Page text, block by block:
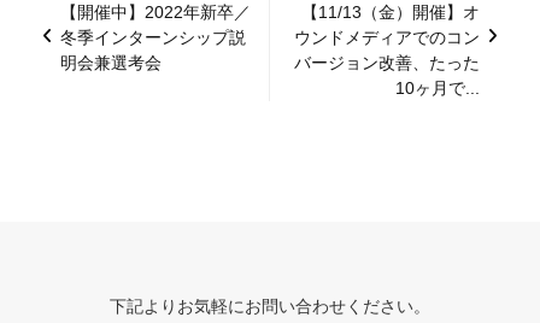
【開催中】2022年新卒／
冬季インターンシップ説
明会兼選考会
【11/13（金）開催】オ
ウンドメディアでのコン
バージョン改善、たった
10ヶ月で...
下記よりお気軽にお問い合わせください。